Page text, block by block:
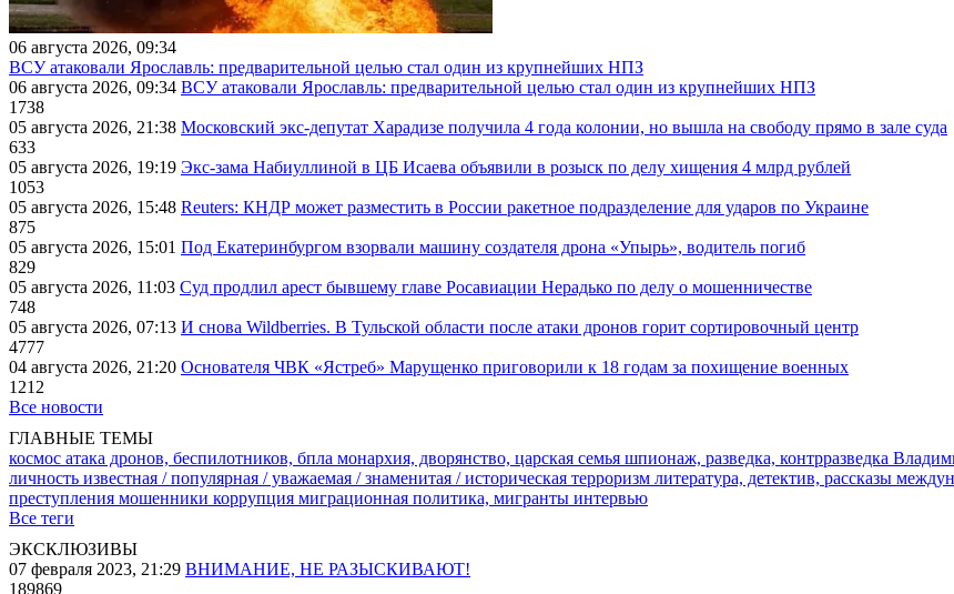
06 августа 2026, 09:34
ВСУ атаковали Ярославль: предварительной целью стал один из крупнейших НПЗ
06 августа 2026, 09:34 ВСУ атаковали Ярославль: предварительной целью стал один из крупнейших НПЗ
1738
05 августа 2026, 21:38 Московский экс-депутат Харадизе получила 4 года колонии, но вышла на свободу прямо в зале суда
633
05 августа 2026, 19:19 Экс-зама Набиуллиной в ЦБ Исаева объявили в розыск по делу хищения 4 млрд рублей
1053
05 августа 2026, 15:48 Reuters: КНДР может разместить в России ракетное подразделение для ударов по Украине
875
05 августа 2026, 15:01 Под Екатеринбургом взорвали машину создателя дрона «Упырь», водитель погиб
829
05 августа 2026, 11:03 Суд продлил арест бывшему главе Росавиации Нерадько по делу о мошенничестве
748
05 августа 2026, 07:13 И снова Wildberries. В Тульской области после атаки дронов горит сортировочный центр
4777
04 августа 2026, 21:20 Основателя ЧВК «Ястреб» Марущенко приговорили к 18 годам за похищение военных
1212
Все новости
ГЛАВНЫЕ ТЕМЫ
космос атака дронов, беспилотников, бпла монархия, дворянство, царская семья шпионаж, разведка, контрразведка
личность известная / популярная / уважаемая / знаменитая / историческая терроризм литература, детектив, рассказы
преступления мошенники коррупция миграционная политика, мигранты интервью
Все теги
ЭКСКЛЮЗИВЫ
07 февраля 2023, 21:29 ВНИМАНИЕ, НЕ РАЗЫСКИВАЮТ!
189869